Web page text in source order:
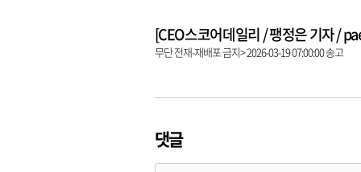
[CEO스코어데일리 / 팽정은 기자 /
무단 전재-재배포 금지> 2026-03-19 07:00:00 송고
댓글